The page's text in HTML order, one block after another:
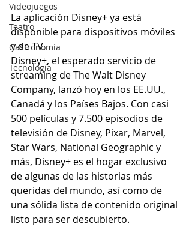
Videojuegos
Teatro
Gastronomía
Tecnología
La aplicación Disney+ ya está
disponible para dispositivos móviles
y de TV.
Disney+, el esperado servicio de
streaming de The Walt Disney
Company, lanzó hoy en los EE.UU.,
Canadá y los Países Bajos. Con casi
500 películas y 7.500 episodios de
televisión de Disney, Pixar, Marvel,
Star Wars, National Geographic y
más, Disney+ es el hogar exclusivo
de algunas de las historias más
queridas del mundo, así como de
una sólida lista de contenido original
listo para ser descubierto.